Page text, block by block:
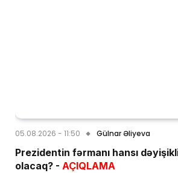
05.08.2026 - 11:50 Gülnar Əliyeva
Prezidentin fərmanı hansı
olacaq? - AÇIQLAMA